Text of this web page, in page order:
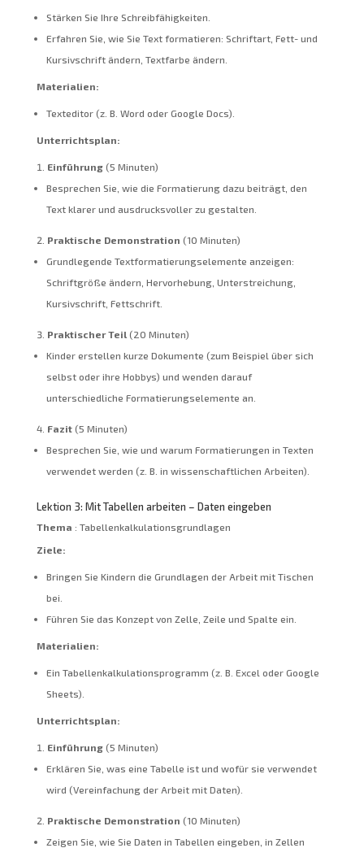
Stärken Sie Ihre Schreibfähigkeiten.
Erfahren Sie, wie Sie Text formatieren: Schriftart, Fett- und
Kursivschrift ändern, Textfarbe ändern.
Materialien:
Texteditor (z. B. Word oder Google Docs).
Unterrichtsplan:
Einführung(5 Minuten)
Besprechen Sie, wie die Formatierung dazu beiträgt, den
Text klarer und ausdrucksvoller zu gestalten.
Praktische Demonstration (10 Minuten)
Grundlegende Textformatierungselemente anzeigen:
Schriftgröße ändern, Hervorhebung, Unterstreichung,
Kursivschrift, Fettschrift.
Praktischer Teil(20 Minuten)
Kinder erstellen kurze Dokumente (zum Beispiel über sich
selbst oder ihre Hobbys) und wenden darauf
unterschiedliche Formatierungselemente an.
Fazit(5 Minuten)
Besprechen Sie, wie und warum Formatierungen in Texten
verwendet werden (z. B. in wissenschaftlichen Arbeiten).
Lektion 3: Mit Tabellen arbeiten – Daten eingeben
Thema : Tabellenkalkulationsgrundlagen
Ziele:
Bringen Sie Kindern die Grundlagen der Arbeit mit Tischen
bei.
Führen Sie das Konzept von Zelle, Zeile und Spalte ein.
Materialien:
Ein Tabellenkalkulationsprogramm (z. B. Excel oder Google
Sheets).
Unterrichtsplan:
Einführung(5 Minuten)
Erklären Sie, was eine Tabelle ist und wofür sie verwendet
wird (Vereinfachung der Arbeit mit Daten).
Praktische Demonstration (10 Minuten)
Zeigen Sie, wie Sie Daten in Tabellen eingeben, in Zellen